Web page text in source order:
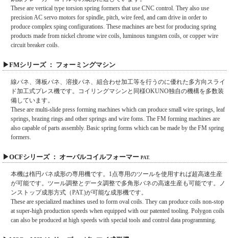
These are vertical type torsion spring formers that use CNC control. They also use
precision AC servo motors for spindle, pitch, wire feed, and cam drive in order to
produce complex sping configurations. These machines are best for producing spring
products made from nickel chrome wire coils, luminous tungsten coils, or copper wire
circuit breaker coils.
▶FMシリーズ ： フォーミングマシン
線バネ、薄板バネ、溶接バネ、組合わせ加工等を行うのに優れた多方向スライ
ド加工式プレス機です。コイリングマシンと同様OKUNO独自の機構を多数装
備しています。
These are multi-slide press forming machines which can produce small wire springs, leaf
springs, brazing rings and other springs and wire foms. The FM forming machines are
also capable of parts assembly. Basic spring forms which can be made by the FM spring
formers.
▶OCFシリーズ ： オーバルコイルフォーマー PAT.
本機は楕円バネ成形の専用機です。1点専用のツールを使用すれば超高速生産
が可能です。ツール調整とデータ調整で多角形バネの高速生産も可能です。ノ
ンストップ成形方式（PAT.)が可能な成形機です。
These are specialized machines used to form oval coils. They can produce coils non-stop
at super-high production speeds when equipped with our patented tooling. Polygon coils
can also be produced at high speeds with special tools and control data programming.